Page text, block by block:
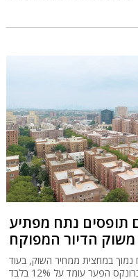
תופסים נתח מפתיע
משוק הדיור המפוקח
נמוך במחצית ממחיר השוק, בעוד
הפער עומד על 12% בלבד